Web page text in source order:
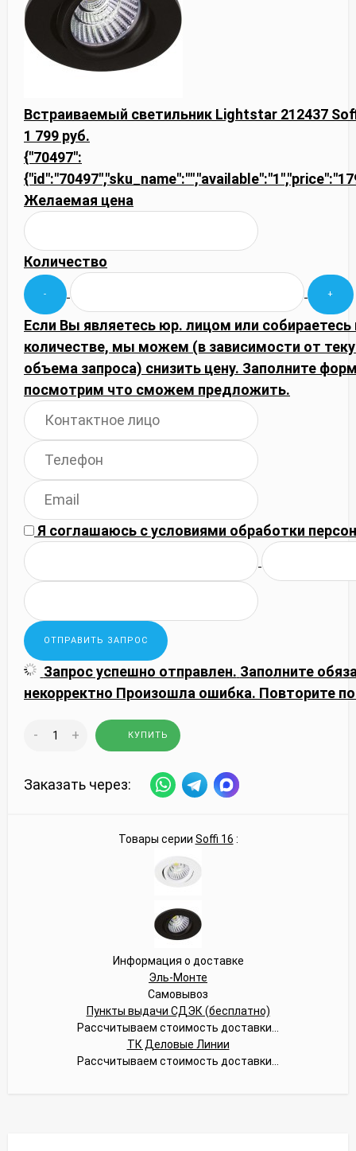
Встраиваемый светильник Lightstar 212437
1 799 руб.
{"70497":
Желаемая цена
Количество
Если Вы являетесь юр. лицом или
количестве, мы можем (в зависимости от
объема запроса) снизить цену. Заполните
посмотрим что сможем предложить.
Я соглашаюсь сусловиями обработки
Запрос успешно отправлен. Заполните
некорректно Произошла ошибка. Повторите
- + КУПИТЬ
Заказать через:
Товары серии Soffi 16 :
Информация о доставке
Эль-Монте
Самовывоз
Пункты выдачи СДЭК (бесплатно)
Рассчитываем стоимость доставки...
ТК Деловые Линии
Рассчитываем стоимость доставки...